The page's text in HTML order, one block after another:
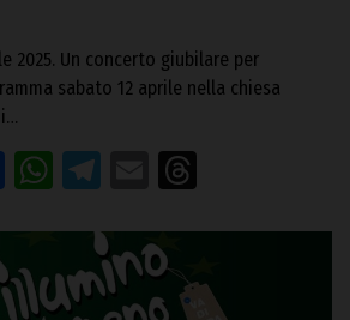
2025. Un concerto giubilare per
sabato 12 aprile nella chiesa
Facebook
WhatsApp
Telegram
Email